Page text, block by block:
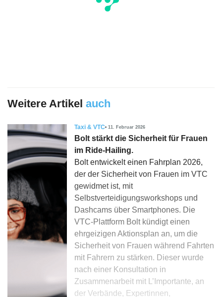
Weitere Artikel auch
Taxi & VTC 11. Februar 2026
Bolt stärkt die Sicherheit für Frauen
im Ride-Hailing.
Bolt entwickelt einen Fahrplan 2026,
der der Sicherheit von Frauen im VTC
gewidmet ist, mit
Selbstverteidigungsworkshops und
Dashcams über Smartphones. Die
VTC-Plattform Bolt kündigt einen
ehrgeizigen Aktionsplan an, um die
Sicherheit von Frauen während Fahrten
mit Fahrern zu stärken. Dieser wurde
nach einer Konsultation in
Zusammenarbeit mit L’Importante, an
der Verbände, Expertinnen,